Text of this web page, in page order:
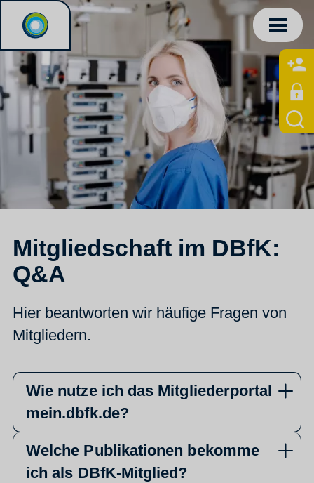
Mitgliedschaft im DBfK:
Q&A
Hier beantworten wir häufige Fragen von
Mitgliedern.
Wie nutze ich das Mitgliederportal
mein.dbfk.de?
Welche Publikationen bekomme
ich als DBfK-Mitglied?